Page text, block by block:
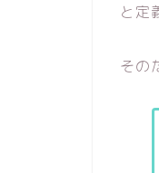
と定
その